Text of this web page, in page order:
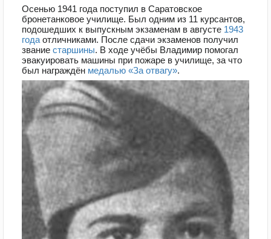
Осенью 1941 года поступил в Саратовское
бронетанковое училище. Был одним из 11 курсантов,
подошедших к выпускным экзаменам в августе 1943
года отличниками. После сдачи экзаменов получил
звание старшины. В ходе учёбы Владимир помогал
эвакуировать машины при пожаре в училище, за что
был награждён медалью «За отвагу».